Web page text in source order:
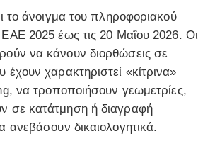
το άνοιγμα του πληροφοριακού
2025 έως τις 20 Μαΐου 2026. Οι
να κάνουν διορθώσεις σε
έχουν χαρακτηριστεί «κίτρινα»
να τροποποιήσουν γεωμετρίες,
σε κατάτμηση ή διαγραφή
ανεβάσουν δικαιολογητικά.